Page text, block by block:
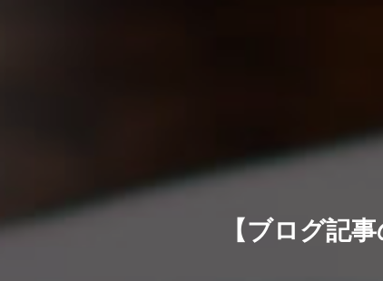
【ブログ記